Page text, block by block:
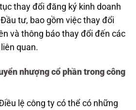
thay đổi đăng ký kinh doanh
tư, bao gồm việc thay đổi
và thông báo thay đổi đến các
quan.
nhượng cổ phần trong công
lệ công ty có thể có những